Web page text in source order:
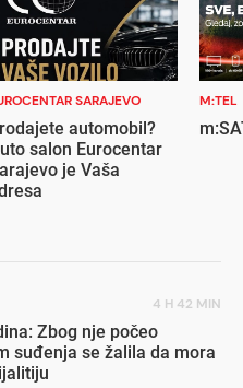
SARAJEVO
automobil?
salon Eurocentar
je Vaša
M:TEL
4 H 42 MIN
Zbog nje počeo
suđenja se žalila da mora